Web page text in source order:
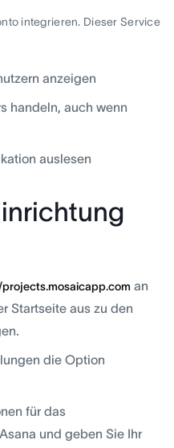
integrieren. Dieser Service
anzeigen
handeln, auch wenn
auslesen
an
Startseite aus zu den
die Option
für das
und geben Sie Ihr